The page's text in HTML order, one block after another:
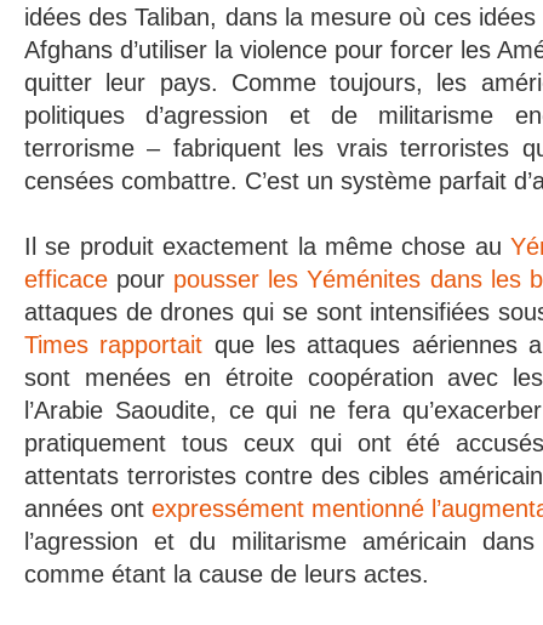
idées des Taliban, dans la mesure où ces
Afghans d’utiliser la violence pour forcer les
quitter leur pays. Comme toujours, les
politiques d’agression et de militarisme
terrorisme – fabriquent les vrais terroristes
censées combattre. C’est un système parfait
Il se produit exactement la même chose au
efficace pour pousser les Yéménites dans les
attaques de drones qui se sont intensifiées
Times rapportait que les attaques aériennes
sont menées en étroite coopération avec
l’Arabie Saoudite, ce qui ne fera
pratiquement tous ceux qui ont été
attentats terroristes contre des cibles
années ontexpressément mentionné
l’agression et du militarisme américain
comme étant la cause de leurs actes.